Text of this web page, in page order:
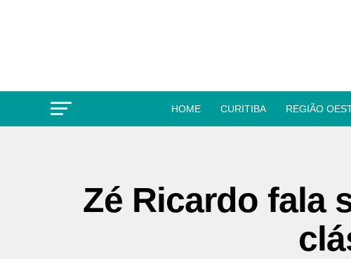
HOME CURITIBA REGIÃO
Zé Ricardo fala